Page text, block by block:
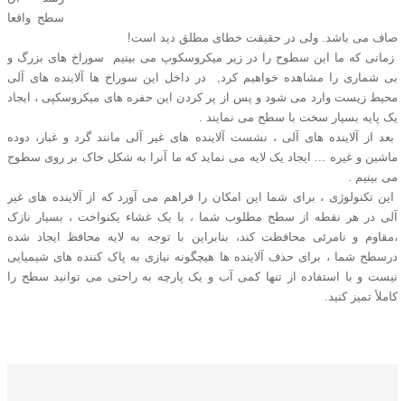
سطح واقعا
صاف می باشد. ولی در حقیقت خطای مطلق دید است!
زمانی که ما این سطوح را در زیر میکروسکوپ می بینیم سوراخ های بزرگ و
بی شماری را مشاهده خواهیم کرد, در داخل این سوراخ ها آلاینده های آلی
محیط زیست وارد می شود و پس از پر کردن این حفره های میکروسکپی ، ایجاد
یک پایه بسیار سخت با سطح می نمایند .
بعد از آلاینده های آلی ، نشست آلاینده های غیر آلی مانند گرد و غبار، دوده
ماشین و غیره ... ایجاد یک لایه می نماید که ما آنرا به شکل خاک بر روی سطوح
می بینیم .
این تکنولوژی ، برای شما این امکان را فراهم می آورد که از آلاینده های غیر
آلی در هر نقطه از سطح مطلوب شما ، با یک غشاء یکنواخت ، بسیار نازک
،مقاوم و نامرئی محافظت کند، بنابراین با توجه به لایه محافظ ایجاد شده
درسطح شما ، برای حذف آلاینده ها هیچگونه نیازی به پاک کننده های شیمیایی
نیست و با استفاده از تنها کمی آب و یک پارچه به راحتی می توانید سطح را
کاملأ تمیز کنید.